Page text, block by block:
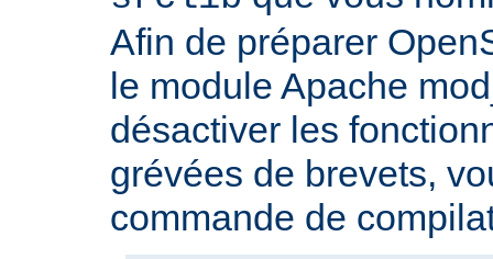
Afin de préparer
le module Apache
désactiver les
grévées de brevets,
commande de